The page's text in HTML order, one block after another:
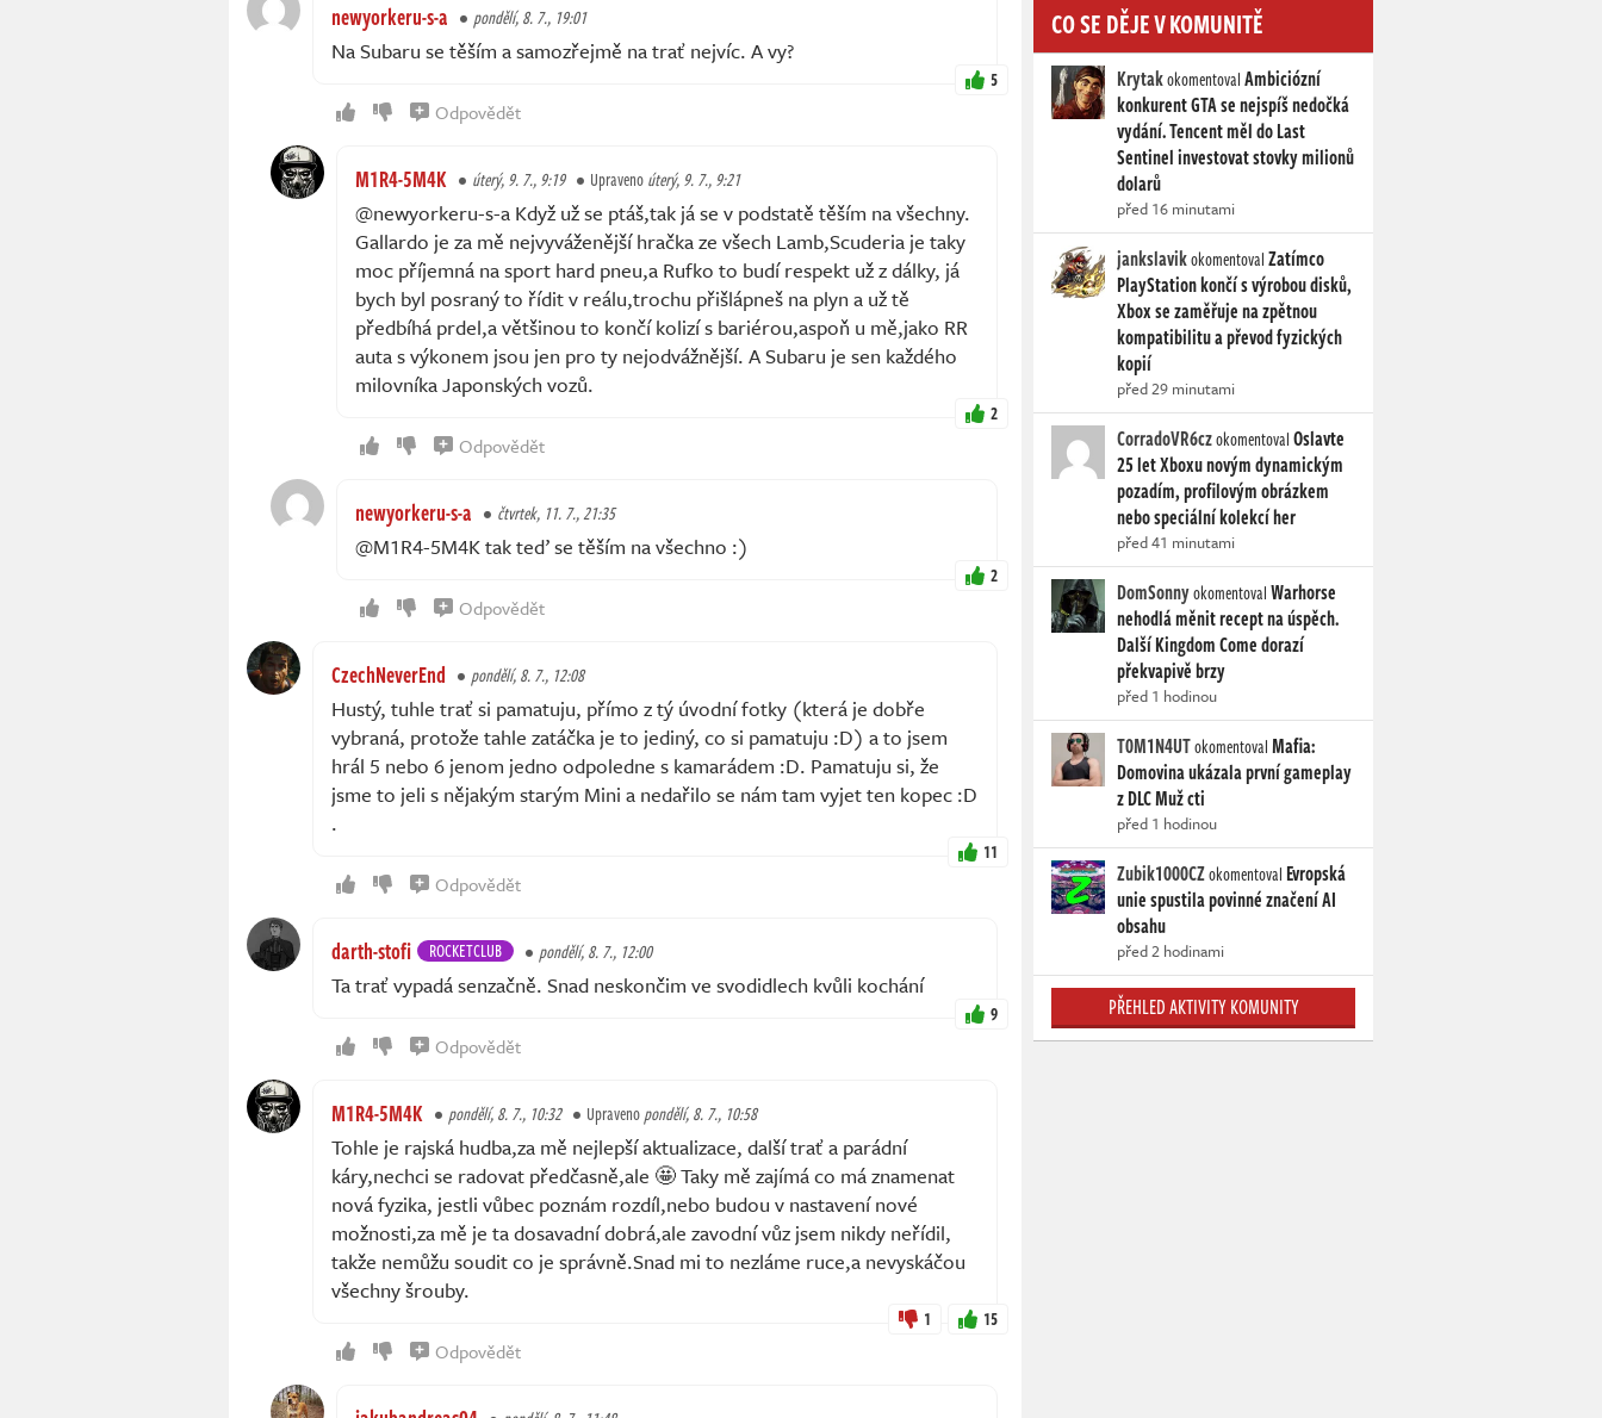
newyorkeru-s-a pondělí, 8. 7., 19:01
Na Subaru se těším a samozřejmě na trať nejvíc. A vy?
5
Odpovědět
M1R4-5M4K úterý, 9. 7., 9:19 Upravenoúterý, 9. 7., 9:21
@newyorkeru-s-a Když už se ptáš,tak já se v podstatě těším na všechny.
Gallardo je za mě nejvyváženější hračka ze všech Lamb,Scuderia je taky
moc příjemná na sport hard pneu,a Rufko to budí respekt už z dálky, já
bych byl posraný to řídit v reálu,trochu přišlápneš na plyn a už tě
předbíhá prdel,a většinou to končí kolizí s bariérou,aspoň u mě,jako RR
auta s výkonem jsou jen pro ty nejodvážnější. A Subaru je sen každého
milovníka Japonských vozů.
2
Odpovědět
newyorkeru-s-a čtvrtek, 11. 7., 21:35
@M1R4-5M4K tak teď se těším na všechno :)
2
Odpovědět
CzechNeverEnd pondělí, 8. 7., 12:08
Hustý, tuhle trať si pamatuju, přímo z tý úvodní fotky (která je dobře
vybraná, protože tahle zatáčka je to jediný, co si pamatuju :D) a to jsem
hrál 5 nebo 6 jenom jedno odpoledne s kamarádem :D. Pamatuju si, že
jsme to jeli s nějakým starým Mini a nedařilo se nám tam vyjet ten kopec :D
.
11
Odpovědět
darth-stofi ROCKETCLUB pondělí, 8. 7., 12:00
Ta trať vypadá senzačně. Snad neskončim ve svodidlech kvůli kochání
9
Odpovědět
M1R4-5M4K pondělí, 8. 7., 10:32 Upravenopondělí, 8. 7., 10:58
Tohle je rajská hudba,za mě nejlepší aktualizace, další trať a parádní
káry,nechci se radovat předčasně,ale 🤩 Taky mě zajímá co má znamenat
nová fyzika, jestli vůbec poznám rozdíl,nebo budou v nastavení nové
možnosti,za mě je ta dosavadní dobrá,ale zavodní vůz jsem nikdy neřídil,
takže nemůžu soudit co je správně.Snad mi to nezláme ruce,a nevyskáčou
všechny šrouby.
1 15
Odpovědět
CO SE DĚJE V KOMUNITĚ
KrytakokomentovalAmbiciózní
konkurent GTA se nejspíš nedočká
vydání. Tencent měl do Last
Sentinel investovat stovky milionů
dolarů
před 16 minutami
jankslavikokomentovalZatímco
PlayStation končí s výrobou disků,
Xbox se zaměřuje na zpětnou
kompatibilitu a převod fyzických
kopií
před 29 minutami
CorradoVR6czokomentovalOslavte
25 let Xboxu novým dynamickým
pozadím, profilovým obrázkem
nebo speciální kolekcí her
před 41 minutami
DomSonnyokomentovalWarhorse
nehodlá měnit recept na úspěch.
Další Kingdom Come dorazí
překvapivě brzy
před 1 hodinou
T0M1N4UTokomentovalMafia:
Domovina ukázala první gameplay
z DLC Muž cti
před 1 hodinou
Zubik1000CZokomentoval Evropská
unie spustila povinné značení AI
obsahu
před 2 hodinami
PŘEHLED AKTIVITY KOMUNITY